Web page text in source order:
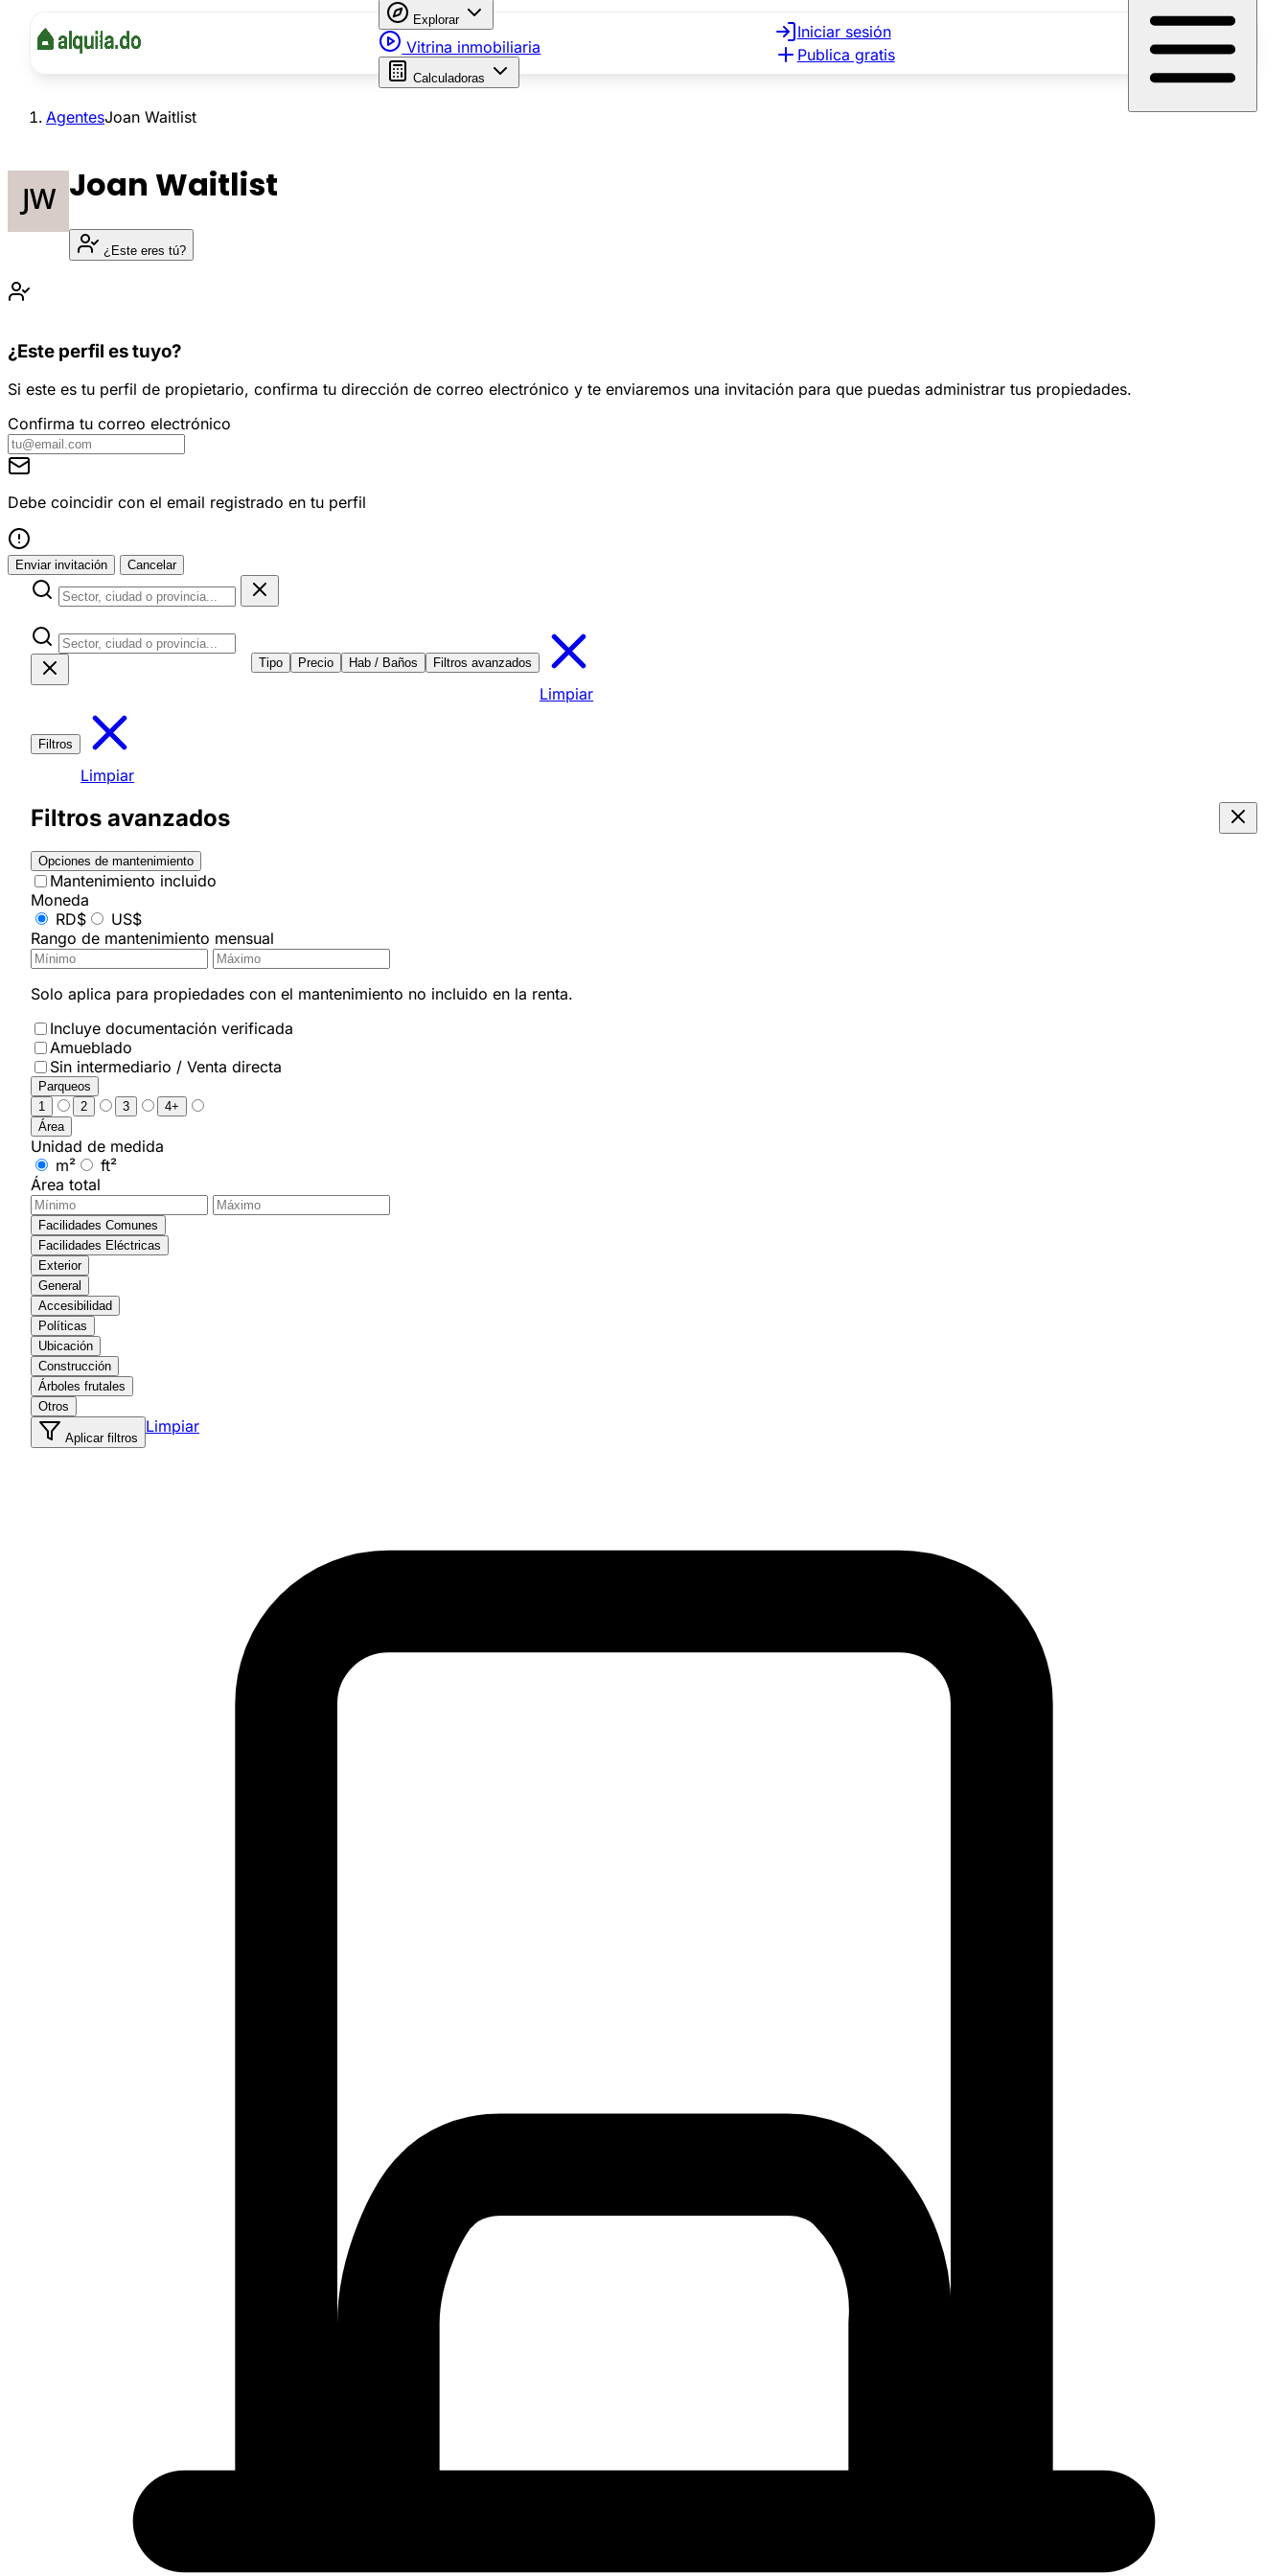
Explorar
Vitrina inmobiliaria
Calculadoras
Iniciar sesión
Publica gratis
AgentesJoan Waitlist
Joan Waitlist
¿Este eres tú?
¿Este perfil es tuyo?
Si este es tu perfil de propietario, confirma tu dirección de correo electrónico y te enviaremos una invitación para que puedas administrar tus propiedades.
Confirma tu correo electrónico
Debe coincidir con el email registrado en tu perfil
Enviar invitación Cancelar
Tipo Precio Hab / Baños Filtros avanzados
Limpiar
Filtros
Limpiar
Filtros avanzados
Opciones de mantenimiento
Mantenimiento incluido
Moneda
RD$
US$
Rango de mantenimiento mensual
Solo aplica para propiedades con el mantenimiento no incluido en la renta.
Incluye documentación verificada
Amueblado
Sin intermediario / Venta directa
Parqueos
1
2 3
4+
Área
Unidad de medida
m²
ft²
Área total
Facilidades Comunes
Facilidades Eléctricas
Exterior
General
Accesibilidad
Políticas
Ubicación
Construcción
Árboles frutales
Otros
Aplicar filtros
Limpiar